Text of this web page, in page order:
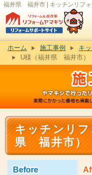
福井県 福井市 | キッチンリフォ
ホーム 施工事例
キ
U様（福井県 福井市）
キッチンリ
県 福井市）